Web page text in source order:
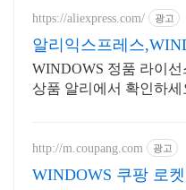
https://aliexpress.com/ 광고
알리익스프레스
Windows 알리에서!
WINDOWS 정품 라이선
상품 알리에서 확인하세
http://m.coupang.com 광고
WINDOWS 쿠팡 로